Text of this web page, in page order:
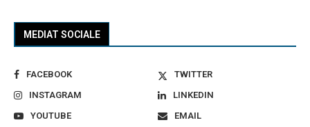
MEDIAT SOCIALE
FACEBOOK
TWITTER
INSTAGRAM
LINKEDIN
YOUTUBE
EMAIL